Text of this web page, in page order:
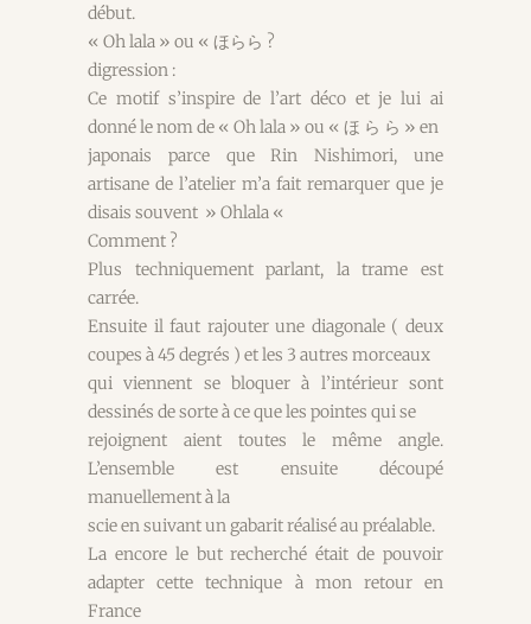
début.
« Oh lala » ou « ほらら ?
digression :
Ce motif s’inspire de l’art déco et je lui ai
donné le nom de « Oh lala » ou « ほ ら ら » en
japonais parce que Rin Nishimori, une
artisane de l’atelier m’a fait remarquer que je
disais souvent » Ohlala «
Comment ?
Plus techniquement parlant, la trame est
carrée.
Ensuite il faut rajouter une diagonale ( deux
coupes à 45 degrés ) et les 3 autres morceaux
qui viennent se bloquer à l’intérieur sont
dessinés de sorte à ce que les pointes qui se
rejoignent aient toutes le même angle.
L’ensemble est ensuite découpé
manuellement à la
scie en suivant un gabarit réalisé au préalable.
La encore le but recherché était de pouvoir
adapter cette technique à mon retour en
France